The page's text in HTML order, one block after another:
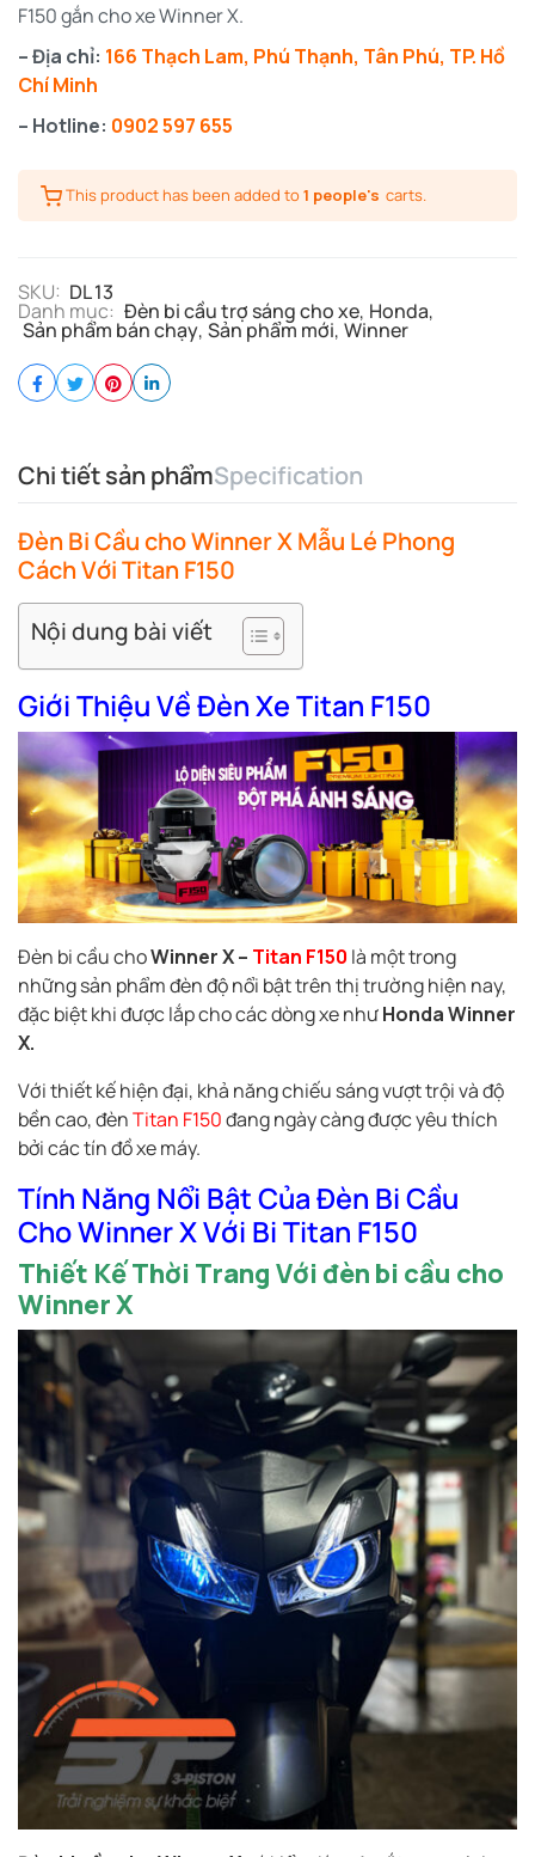
F150 gắn cho xe Winner X.
– Địa chỉ: 166 Thạch Lam, Phú Thạnh, Tân Phú, TP. Hồ
Chí Minh
– Hotline: 0902 597 655
This product has been added to1 people's carts.
SKU: DL 13
Danh mục: Đèn bi cầu trợ sáng cho xe, Honda,
Sản phẩm bán chạy, Sản phẩm mới, Winner
Chi tiết sản phẩmSpecification
Đèn Bi Cầu cho Winner X Mẫu Lé Phong
Cách Với Titan F150
Nội dung bài viết
Giới Thiệu Về Đèn Xe Titan F150
Đèn bi cầu choWinner X – Titan F150 là một trong
những sản phẩm đèn độ nổi bật trên thị trường hiện nay,
đặc biệt khi được lắp cho các dòng xe nhưHonda Winner
X.
Với thiết kế hiện đại, khả năng chiếu sáng vượt trội và độ
bền cao, đènTitan F150đang ngày càng được yêu thích
bởi các tín đồ xe máy.
Tính Năng Nổi Bật Của Đèn Bi Cầu
Cho Winner X Với Bi Titan F150
Thiết Kế Thời Trang Với đèn bi cầu cho
Winner X